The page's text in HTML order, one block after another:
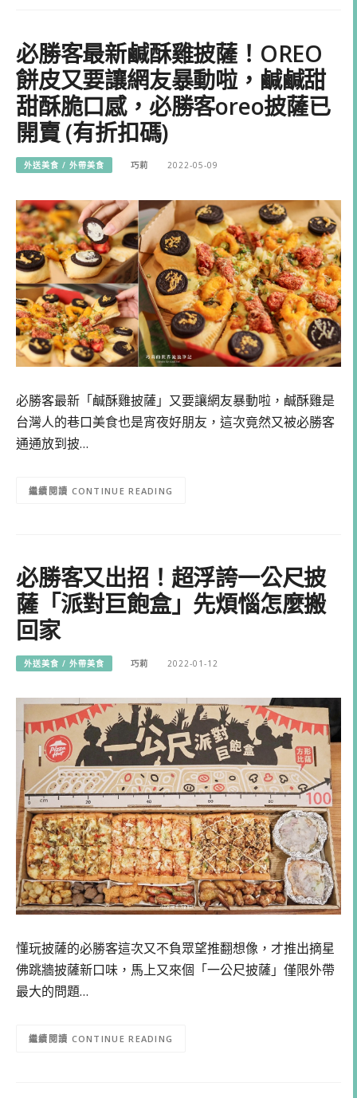
必勝客最新鹹酥雞披薩！OREO
餅皮又要讓網友暴動啦，鹹鹹甜
甜酥脆口感，必勝客oreo披薩已
開賣 (有折扣碼)
外送美食 / 外帶美食 巧莉 2022-05-09
必勝客最新「鹹酥雞披薩」又要讓網友暴動啦，鹹酥雞是
台灣人的巷口美食也是宵夜好朋友，這次竟然又被必勝客
通通放到披…
CONTINUE READING
必勝客又出招！超浮誇一公尺披
薩「派對巨飽盒」先煩惱怎麼搬
回家
外送美食 / 外帶美食 巧莉 2022-01-12
懂玩披薩的必勝客這次又不負眾望推翻想像，才推出摘星
佛跳牆披薩新口味，馬上又來個「一公尺披薩」僅限外帶
最大的問題…
CONTINUE READING